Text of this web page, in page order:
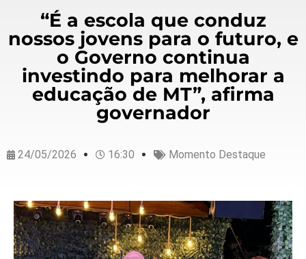
“É a escola que conduz
nossos jovens para o futuro, e
o Governo continua
investindo para melhorar a
educação de MT”, afirma
governador
24/05/2026 16:30 Momento Destaque